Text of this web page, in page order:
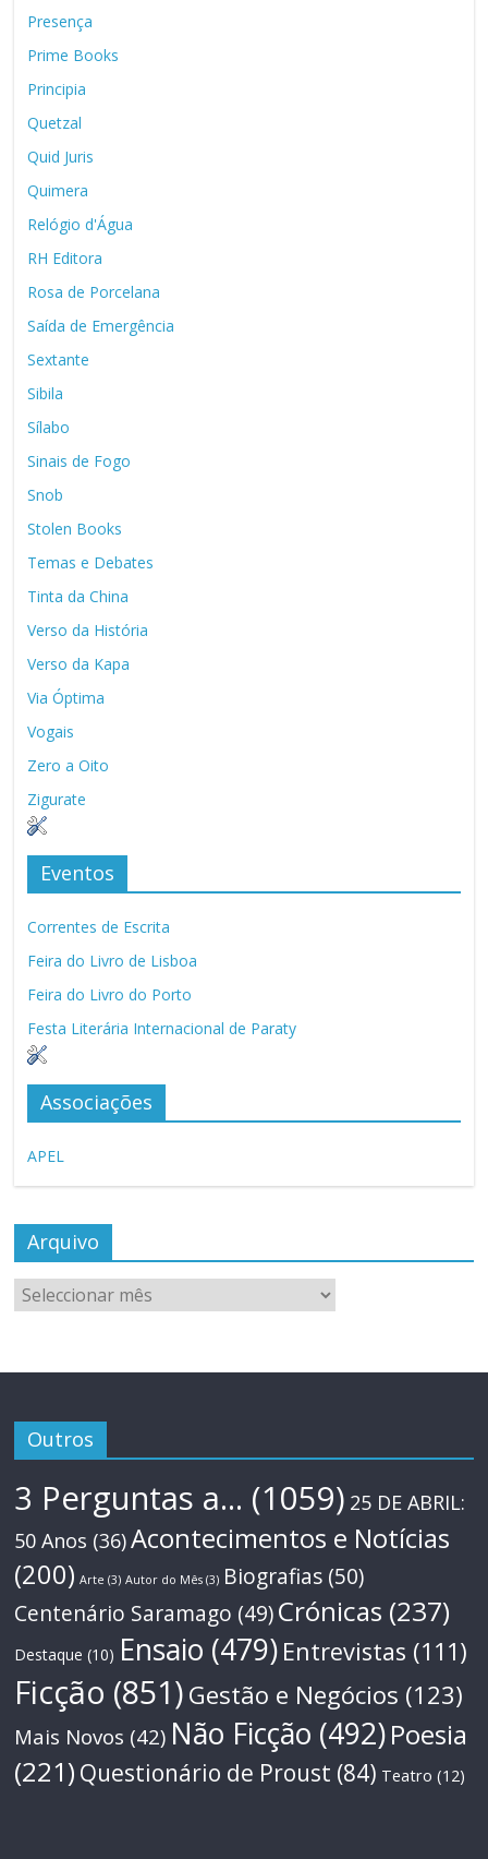
Presença
Prime Books
Principia
Quetzal
Quid Juris
Quimera
Relógio d'Água
RH Editora
Rosa de Porcelana
Saída de Emergência
Sextante
Sibila
Sílabo
Sinais de Fogo
Snob
Stolen Books
Temas e Debates
Tinta da China
Verso da História
Verso da Kapa
Via Óptima
Vogais
Zero a Oito
Zigurate
Eventos
Correntes de Escrita
Feira do Livro de Lisboa
Feira do Livro do Porto
Festa Literária Internacional de Paraty
Associações
APEL
Arquivo
Arquivo
Outros
3 Perguntas a... (1059) 25 DE ABRIL:
50 Anos (36)Acontecimentos e Notícias
(200) Arte (3) Autor do Mês (3) Biografias (50)
Centenário Saramago (49)Crónicas (237)
Destaque (10) Ensaio (479) Entrevistas (111)
Ficção (851) Gestão e Negócios (123)
Mais Novos (42) Não Ficção (492)Poesia
(221) Questionário de Proust (84) Teatro (12)